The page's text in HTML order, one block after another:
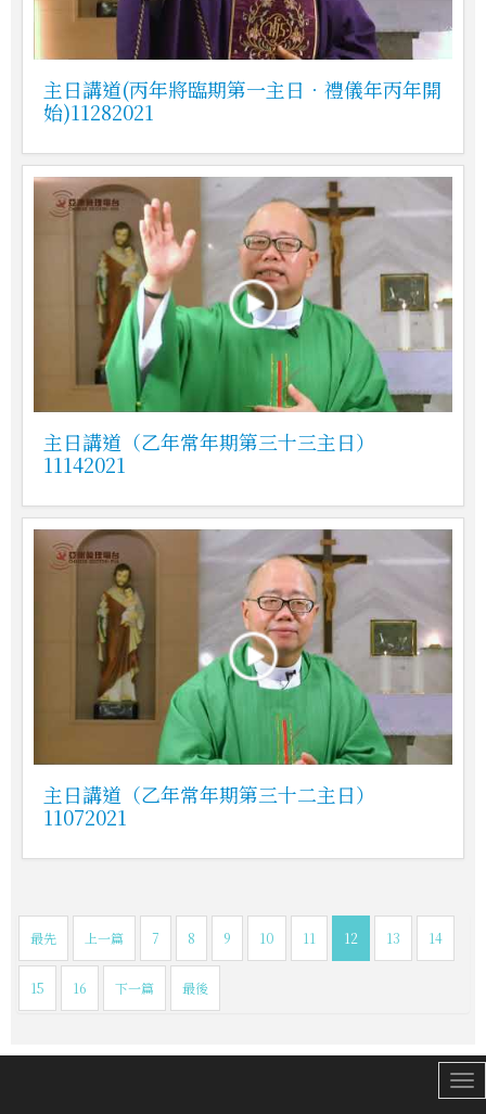
主日講道(丙年將臨期第一主日．禮儀年丙年開
始)11282021
主日講道（乙年常年期第三十三主日）
11142021
主日講道（乙年常年期第三十二主日）
11072021
最先 上一篇 7 8 9 10 11 12 13 14
15 16 下一篇 最後